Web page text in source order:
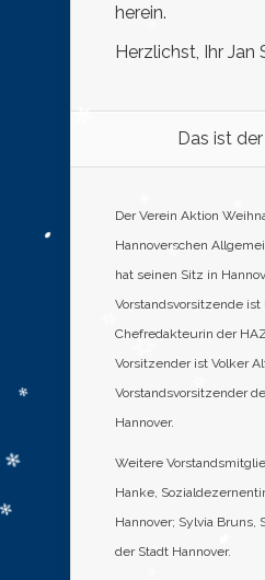
herein.
Herzlichst, Ihr Jan
Das ist der
Der Verein Aktion
Hannoverschen
hat seinen Sitz in
Vorstandsvorsitzende ist
Chefredakteurin der
Vorsitzender ist Volker
Vorstandsvorsitzender
Hannover.
Weitere
Hanke,
Hannover; Sylvia Bruns,
der Stadt Hannover.